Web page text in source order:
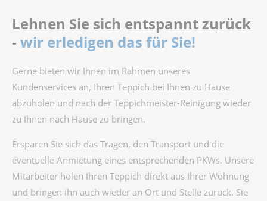
Lehnen Sie sich entspannt zurück
- wir erledigen das für Sie!
Gerne bieten wir Ihnen im Rahmen unseres
Kundenservices an, Ihren Teppich bei Ihnen zu Hause
abzuholen und nach der Teppichmeister-Reinigung wieder
zu Ihnen nach Hause zu bringen.
Ersparen Sie sich das Tragen, den Transport und die
eventuelle Anmietung eines entsprechenden PKWs. Unsere
Mitarbeiter holen Ihren Teppich direkt aus Ihrer Wohnung
und bringen ihn auch wieder an Ort und Stelle zurück. Sie